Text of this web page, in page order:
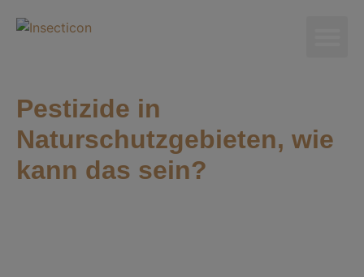
Pestizide in
Naturschutzgebieten, wie
kann das sein?